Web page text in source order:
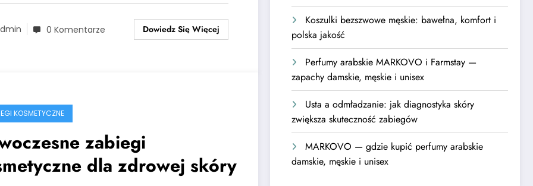
0 Komentarze Dowiedz Się Więcej
KOSMETYCZNE
zabiegi
dla zdrowej skóry
Koszulki bezszwowe męskie: bawełna, komfort i
polska jakość
Perfumy arabskie MARKOVO i Farmstay —
zapachy damskie, męskie i unisex
Usta a odmładzanie: jak diagnostyka skóry
zwiększa skuteczność zabiegów
MARKOVO — gdzie kupić perfumy arabskie
damskie, męskie i unisex